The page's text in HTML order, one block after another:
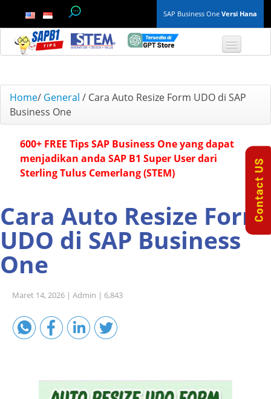
SAP Business One Versi Hana
TOP 10 B1 TIPS
Finance & Accounting
Inventory & Production
Project Management
Home/ General / Cara Auto Resize Form UDO di SAP
Business One
600+ FREE Tips SAP Business One yang dapat
menjadikan anda SAP B1 Super User dari
Sterling Tulus Cemerlang (STEM)
Cara Auto Resize Form
UDO di SAP Business
One
Maret 14, 2026 | Admin | 6,843